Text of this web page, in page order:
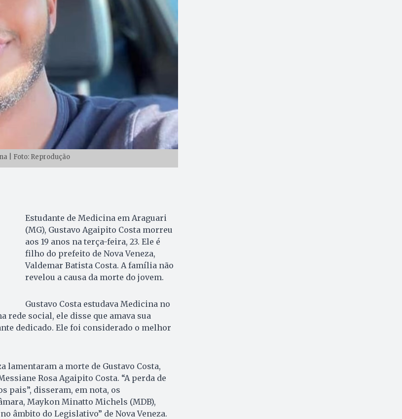
| Foto: Reprodução
Estudante de Medicina em Araguari
(MG), Gustavo Agaipito Costa morreu
aos 19 anos na terça-feira, 23. Ele é
filho do prefeito de Nova Veneza,
Valdemar Batista Costa. A família não
revelou a causa da morte do jovem.
Gustavo Costa estudava Medicina no
rede social, ele disse que amava sua
dedicado. Ele foi considerado o melhor
lamentaram a morte de Gustavo Costa,
Rosa Agaipito Costa. “A perda de
pais”, disseram, em nota, os
Maykon Minatto Michels (MDB),
âmbito do Legislativo” de Nova Veneza.